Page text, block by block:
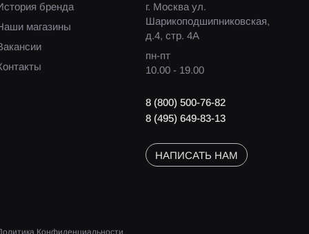
бренда
магазины
г. Москва ул.
Шарикоподшипниковская,
д.4, стр. 4А
пн-пт
10.00 - 19.00
8 (800) 500-76-82
8 (495) 649-83-13
НАПИСАТЬ НАМ
Конфиденциальности